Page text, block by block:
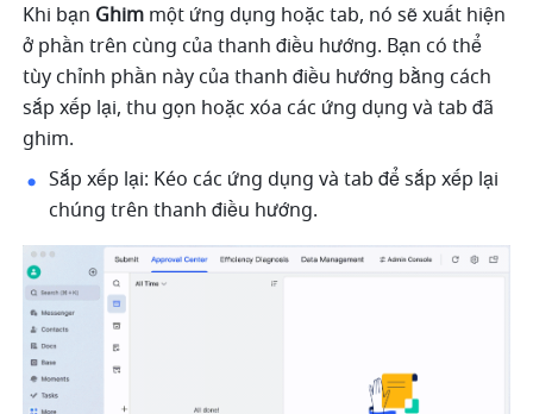
Khi bạn Ghim một ứng dụng hoặc tab, nó sẽ xuất hiện
ở phần trên cùng của thanh điều hướng. Bạn có thể
tùy chỉnh phần này của thanh điều hướng bằng cách
sắp xếp lại, thu gọn hoặc xóa các ứng dụng và tab đã
ghim.
Sắp xếp lại: Kéo các ứng dụng và tab để sắp xếp lại
chúng trên thanh điều hướng.